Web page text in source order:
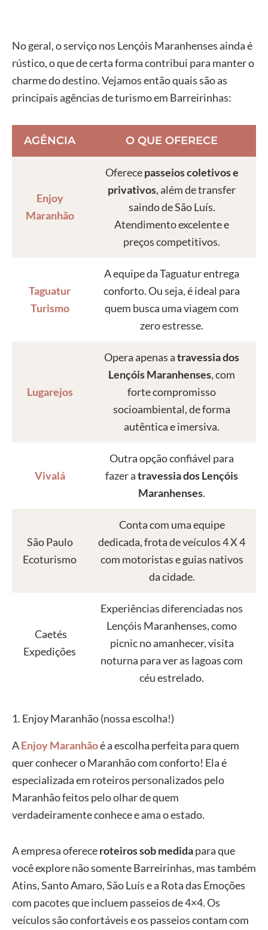
No geral, o serviço nos Lençóis Maranhenses ainda é
rústico, o que de certa forma contribui para manter o
charme do destino. Vejamos então quais são as
principais agências de turismo em Barreirinhas:
AGÊNCIA O QUE OFERECE
Enjoy
Maranhão
Oferecepasseios coletivos e
privativos, além de transfer
saindo de São Luís.
Atendimento excelente e
preços competitivos.
Taguatur
Turismo
A equipe da Taguatur entrega
conforto. Ou seja, é ideal para
quem busca uma viagem com
zero estresse.
Lugarejos
Opera apenas atravessia dos
Lençóis Maranhenses, com
forte compromisso
socioambiental, de forma
autêntica e imersiva.
Vivalá
Outra opção confiável para
fazer atravessia dos Lençóis
Maranhenses.
São Paulo
Ecoturismo
Conta com uma equipe
dedicada, frota de veículos 4 X 4
com motoristas e guias nativos
da cidade.
Caetés
Expedições
Experiências diferenciadas nos
Lençóis Maranhenses, como
picnic no amanhecer, visita
noturna para ver as lagoas com
céu estrelado.
1. Enjoy Maranhão (nossa escolha!)
AEnjoy Maranhãoé a escolha perfeita para quem
quer conhecer o Maranhão com conforto! Ela é
especializada em roteiros personalizados pelo
Maranhão feitos pelo olhar de quem
verdadeiramente conhece e ama o estado.
A empresa ofereceroteiros sob medidapara que
você explore não somente Barreirinhas, mas também
Atins, Santo Amaro, São Luís e a Rota das Emoções
com pacotes que incluem passeios de 4×4. Os
veículos são confortáveis e os passeios contam com